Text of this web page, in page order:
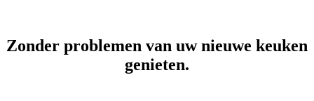
Zonder problemen van uw nieuwe keuken
genieten.